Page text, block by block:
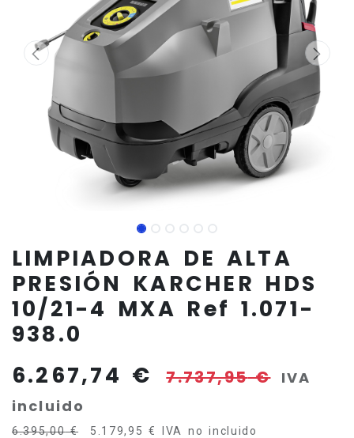
LIMPIADORA DE ALTA
PRESIÓN KARCHER HDS
10/21-4 MXA Ref 1.071-
938.0
6.267,74 € 7.737,95€ IVA
incluido
6.395,00€ 5.179,95 € IVA no incluido